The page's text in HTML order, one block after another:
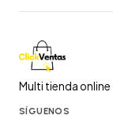
Multi tienda online
SÍGUENOS